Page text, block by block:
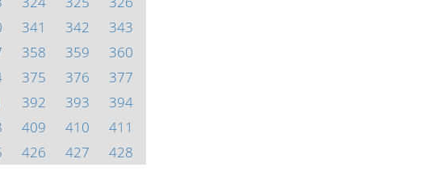
341 342
343
358 359
360
375 376
377
392 393
394
409 410
411
426 427
428